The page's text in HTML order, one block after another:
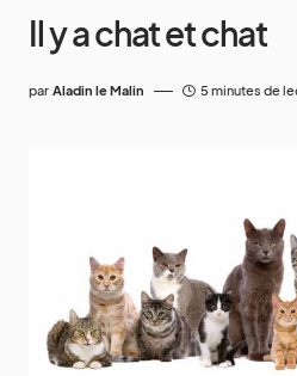
Il y a chat et chat
par Aladin le Malin 5 minutes de